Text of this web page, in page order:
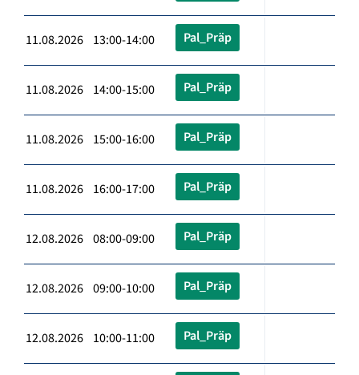
11.08.2026 13:00-14:00 Pal_Präp
11.08.2026 14:00-15:00 Pal_Präp
11.08.2026 15:00-16:00 Pal_Präp
11.08.2026 16:00-17:00 Pal_Präp
12.08.2026 08:00-09:00 Pal_Präp
12.08.2026 09:00-10:00 Pal_Präp
12.08.2026 10:00-11:00 Pal_Präp